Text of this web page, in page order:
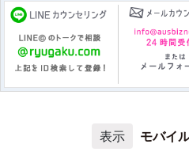
モバイ